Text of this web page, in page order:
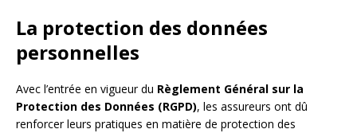
La protection des données
personnelles
Avec l’entrée en vigueur du Règlement Général sur la
Protection des Données (RGPD), les assureurs ont dû
renforcer leurs pratiques en matière de protection des